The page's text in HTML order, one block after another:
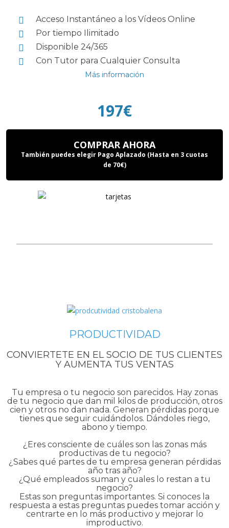
Acceso Instantáneo a los Vídeos Online
Por tiempo Ilimitado
Disponible 24/365
Con Tutor para Cualquier Consulta
Más información
197€
COMPRAR AHORA
También puedes elegir Pago Aplazado (Hasta en 3 cuotas
de 70€)
PRODUCTIVIDAD
CONVIERTETE EN EL SOCIO DE TUS CLIENTES
Y AUMENTA TUS VENTAS
Tu empresa o tu negocio son parecidos. Hay zonas
de tu negocio que dan mil kilos de producción, otros
cien y otros no dan nada. Generan pérdidas porque
tienes que seguir cuidándolos. Dándoles riego,
abono y tiempo.
¿Eres consciente de cuáles son las zonas más
productivas de tu negocio?
¿Sabes qué partes de tu empresa generan pérdidas
año tras año?
¿Qué empleados suman y cuales lo restan a tu
negocio?
Estas son preguntas importantes. Si conoces la
respuesta a estas preguntas puedes tomar acción y
centrarte en lo más productivo y mejorar lo
improductivo.